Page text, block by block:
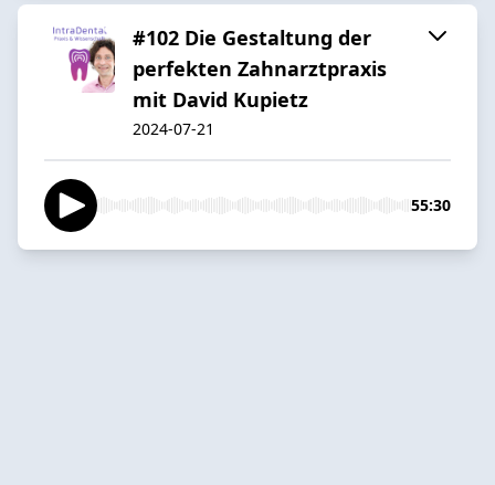
#102 Die Gestaltung der
perfekten Zahnarztpraxis
mit David Kupietz
2024-07-21
55:30